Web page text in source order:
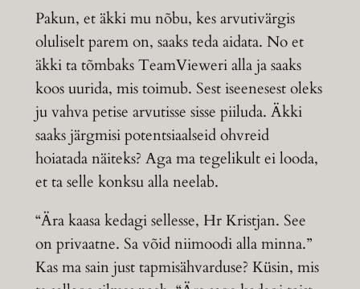
Pakun, et äkki mu nõbu, kes arvutivärgis
oluliselt parem on, saaks teda aidata. No et
äkki ta tõmbaks TeamVieweri alla ja saaks
koos uurida, mis toimub. Sest iseenesest oleks
ju vahva petise arvutisse sisse piiluda. Äkki
saaks järgmisi potentsiaalseid ohvreid
hoiatada näiteks? Aga ma tegelikult ei looda,
et ta selle konksu alla neelab.
“Ära kaasa kedagi sellesse, Hr Kristjan. See
on privaatne. Sa võid niimoodi alla minna.”
Kas ma sain just tapmisähvarduse? Küsin, mis